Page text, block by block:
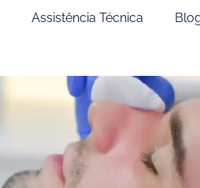
Assistência Técnica